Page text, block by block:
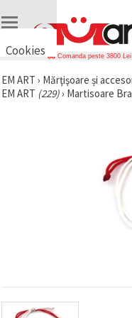
Cookies
vrem să vă
oferim
vă de
și re-
Comanda peste 3800
EM ART › Mărţişoare și
EM ART (229)› Martisoare